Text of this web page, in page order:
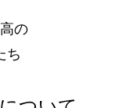
の
ち